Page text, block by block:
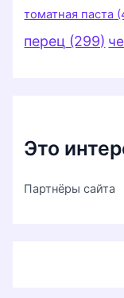
томатная паста
перец (299)
Это
Партнёры сайта